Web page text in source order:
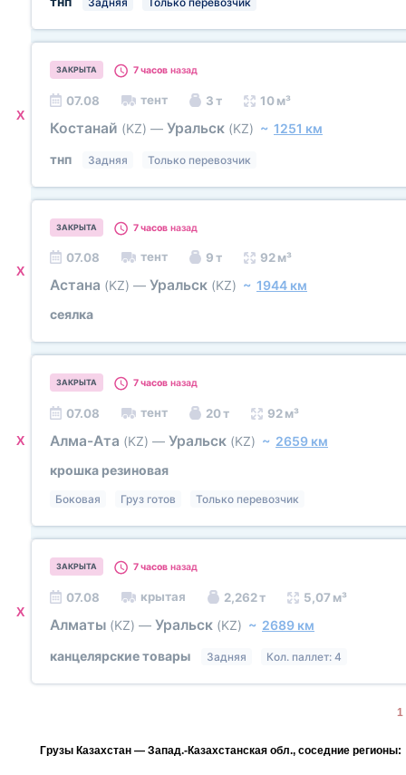
X
ЗАКРЫТА 7 часов назад
07.08 тент 3 т 10 м³
Костанай (KZ) — Уральск (KZ) ~ 1251 км
тнп
Задняя Только перевозчик
X
ЗАКРЫТА 7 часов назад
07.08 тент 9 т 92 м³
Астана (KZ) — Уральск (KZ) ~ 1944 км
сеялка
X
ЗАКРЫТА 7 часов назад
07.08 тент 20 т 92 м³
Алма-Ата (KZ) — Уральск (KZ) ~ 2659 км
крошка резиновая
Боковая Груз готов Только перевозчик
X
ЗАКРЫТА 7 часов назад
07.08 крытая 2,262 т 5,07 м³
Алматы (KZ) — Уральск (KZ) ~ 2689 км
канцелярские товары
Задняя Кол. паллет: 4
1
Грузы Казахстан — Запад.-Казахстанская обл., соседние регионы: